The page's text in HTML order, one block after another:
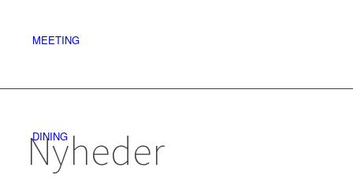
MEETING
DINING
Nyheder